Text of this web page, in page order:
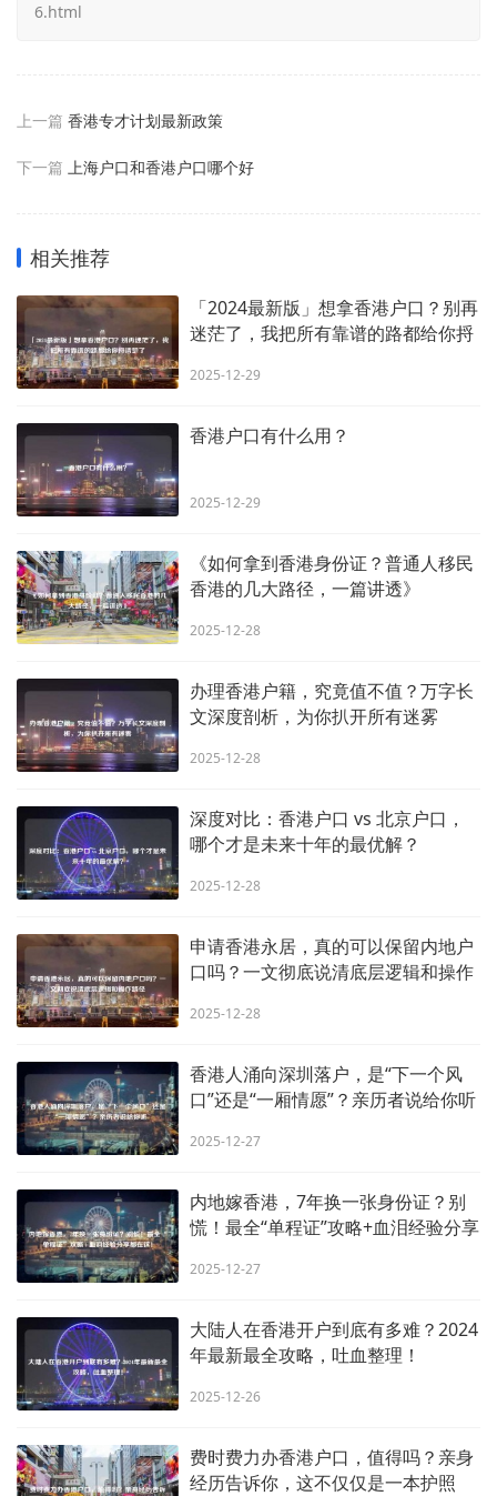
6.html
上一篇 香港专才计划最新政策
下一篇 上海户口和香港户口哪个好
相关推荐
「2024最新版」想拿香港户口？别再
迷茫了，我把所有靠谱的路都给你捋
2025-12-29
香港户口有什么用？
2025-12-29
《如何拿到香港身份证？普通人移民
香港的几大路径，一篇讲透》
2025-12-28
办理香港户籍，究竟值不值？万字长
文深度剖析，为你扒开所有迷雾
2025-12-28
深度对比：香港户口 vs 北京户口，
哪个才是未来十年的最优解？
2025-12-28
申请香港永居，真的可以保留内地户
口吗？一文彻底说清底层逻辑和操作
2025-12-28
香港人涌向深圳落户，是“下一个风
口”还是“一厢情愿”？亲历者说给你听
2025-12-27
内地嫁香港，7年换一张身份证？别
慌！最全“单程证”攻略+血泪经验分享
2025-12-27
大陆人在香港开户到底有多难？2024
年最新最全攻略，吐血整理！
2025-12-26
费时费力办香港户口，值得吗？亲身
经历告诉你，这不仅仅是一本护照